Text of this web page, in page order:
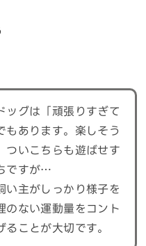
ッグは「頑張りすぎて
もあります。楽しそう
ついこちらも遊ばせす
ですが…
い主がしっかり様子を
のない運動量をコント
ることが大切です。